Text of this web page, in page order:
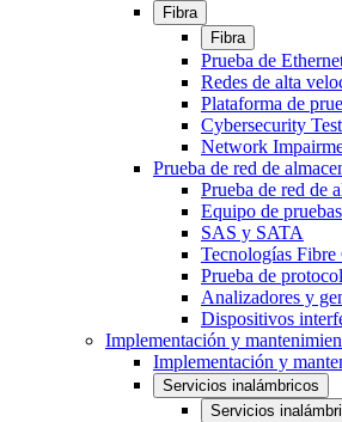
Fibra
Fibra
Prueba de
Redes de alta
Plataforma de
Cybersecurity
Network
Prueba de red de
Prueba de red de
Equipo de
SAS y SATA
Tecnologías
Prueba de
Analizadores y
Dispositivos
Implementación y
Implementación y
Servicios inalámbricos
Servicios